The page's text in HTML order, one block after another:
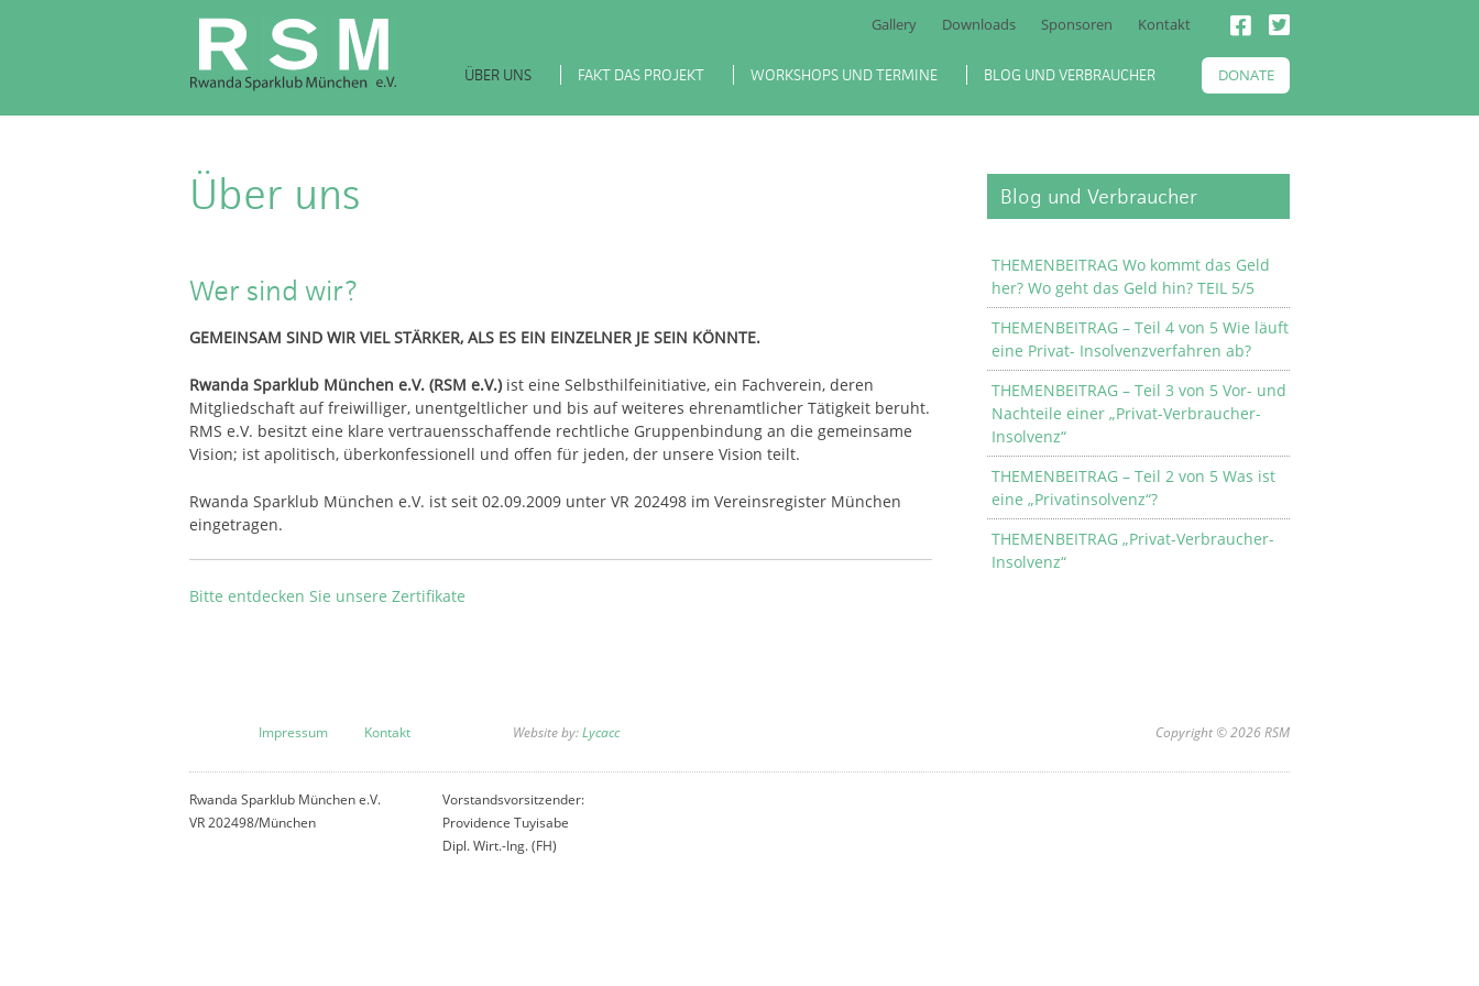
Gallery Downloads Sponsoren Kontakt
ÜBER UNS FAKT DAS PROJEKT WORKSHOPS UND TERMINE BLOG UND VERBRAUCHER DONATE
Über uns
Wer sind wir?
GEMEINSAM SIND WIR VIEL STÄRKER, ALS ES EIN EINZELNER JE SEIN KÖNNTE.
Rwanda Sparklub München e.V. (RSM e.V.) ist eine Selbsthilfeinitiative, ein Fachverein, deren
Mitgliedschaft auf freiwilliger, unentgeltlicher und bis auf weiteres ehrenamtlicher Tätigkeit beruht.
RMS e.V. besitzt eine klare vertrauensschaffende rechtliche Gruppenbindung an die gemeinsame
Vision; ist apolitisch, überkonfessionell und offen für jeden, der unsere Vision teilt.
Rwanda Sparklub München e.V. ist seit 02.09.2009 unter VR 202498 im Vereinsregister München
eingetragen.
Bitte entdecken Sie unsere Zertifikate
Blog und Verbraucher
THEMENBEITRAG Wo kommt das Geld
her? Wo geht das Geld hin? TEIL 5/5
THEMENBEITRAG – Teil 4 von 5 Wie läuft
eine Privat- Insolvenzverfahren ab?
THEMENBEITRAG – Teil 3 von 5 Vor- und
Nachteile einer „Privat-Verbraucher-
Insolvenz“
THEMENBEITRAG – Teil 2 von 5 Was ist
eine „Privatinsolvenz“?
THEMENBEITRAG „Privat-Verbraucher-
Insolvenz“
Impressum Kontakt Website by: Lycacc Copyright © 2026 RSM
Rwanda Sparklub München e.V.
VR 202498/München
Vorstandsvorsitzender:
Providence Tuyisabe
Dipl. Wirt.-Ing. (FH)